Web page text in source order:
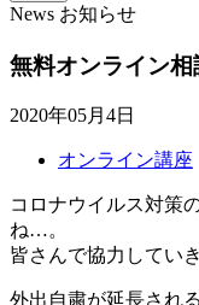
News お知らせ
無料オンライン相
2020年05月4日
オンライン講座
コロナウイルス対策
ね…。
皆さんで協力してい
外出自粛が延長され